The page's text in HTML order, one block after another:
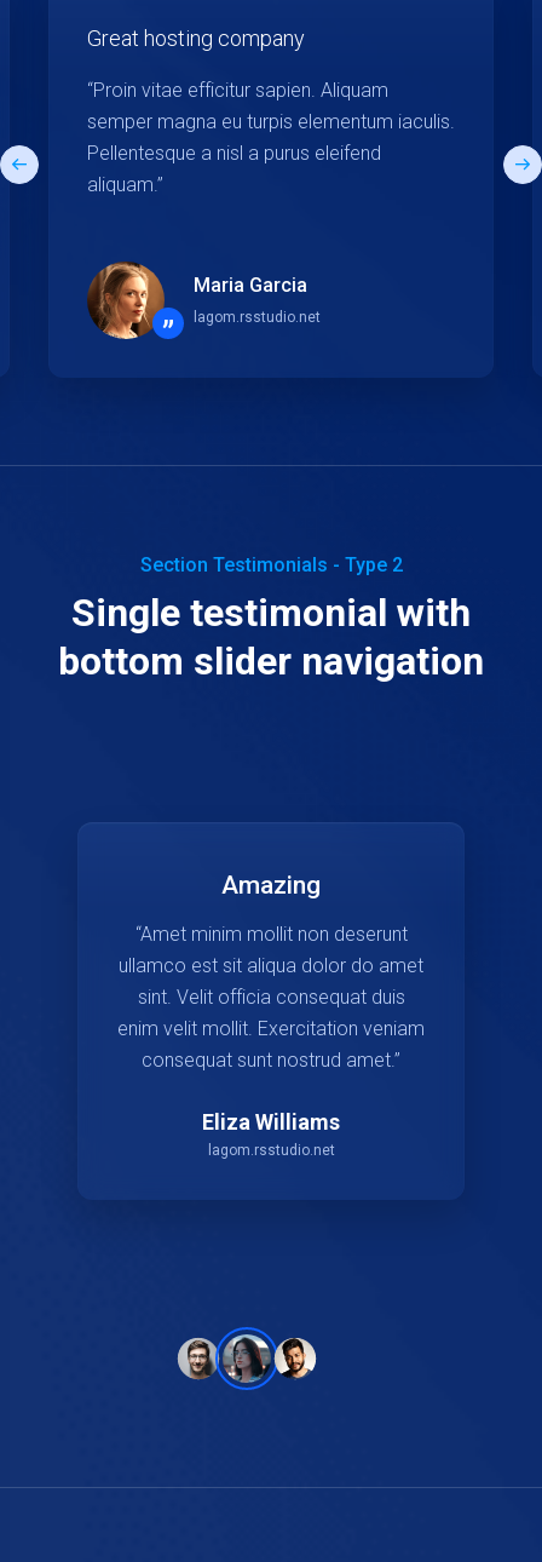
Great hosting company
“Proin vitae efficitur sapien. Aliquam
semper magna eu turpis elementum iaculis.
Pellentesque a nisl a purus eleifend
aliquam.”
”
Maria Garcia
lagom.rsstudio.net
Section Testimonials - Type 2
Single testimonial with
bottom slider navigation
Amazing
“Amet minim mollit non deserunt
ullamco est sit aliqua dolor do amet
sint. Velit officia consequat duis
enim velit mollit. Exercitation veniam
consequat sunt nostrud amet.”
Eliza Williams
lagom.rsstudio.net